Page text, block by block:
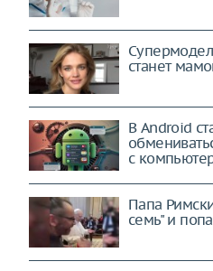
станет
В Android
с
Папа
семь" и